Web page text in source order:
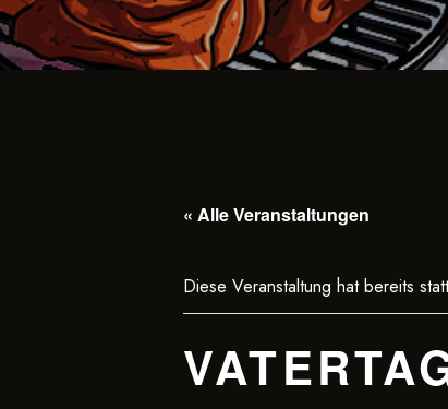
« Alle Veranstaltungen
Diese Veranstaltung hat bereits